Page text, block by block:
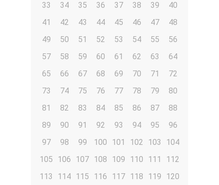
33
34 35 36 37 38 39
40
41
42 43 44 45 46 47
48
49
50 51 52 53 54 55
56
57
58 59 60 61 62 63
64
65
66 67 68 69 70 71
72
73
74 75 76 77 78 79
80
81
82 83 84 85 86 87
88
89
90 91 92 93 94 95
96
97
98 99 100 101 102 103
104
105
106 107 108 109 110 111
112
113
114 115 116 117 118 119
120